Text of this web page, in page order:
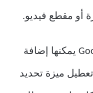
أو مقطع فيديو.
من المهم ملاحظة أن صور Google يمكنها إضافة
ميزة تحديد